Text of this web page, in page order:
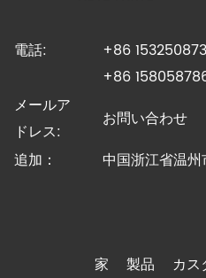
電話:
+86
+86
メールア
ドレス:
お問い合わせ
追加：
中国浙江省温
家 製品 カス